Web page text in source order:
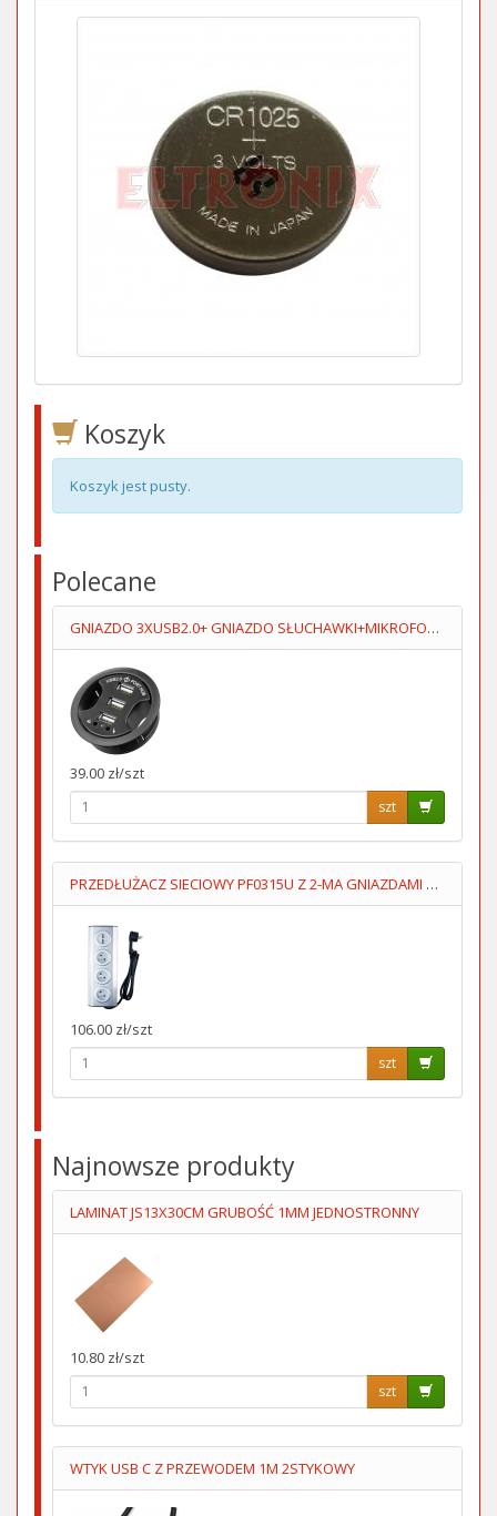
Koszyk
Koszyk jest pusty.
Polecane
GNIAZDO 3XUSB2.0+ GNIAZDO SŁUCHAWKI+MIKROFOPN 1.5M
39.00 zł/szt
szt
PRZEDŁUŻACZ SIECIOWY PF0315U Z 2-MA GNIAZDAMI USB 1.5M
106.00 zł/szt
szt
Najnowsze produkty
LAMINAT JS13X30CM GRUBOŚĆ 1MM JEDNOSTRONNY
10.80 zł/szt
szt
WTYK USB C Z PRZEWODEM 1M 2STYKOWY